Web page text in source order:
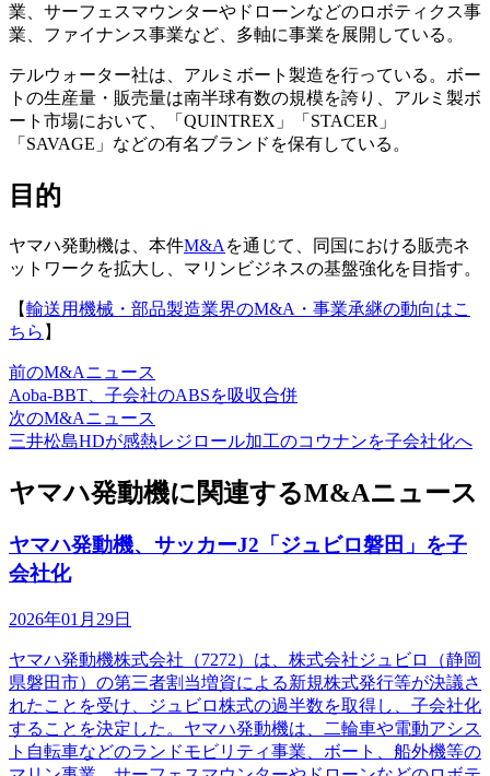
業、サーフェスマウンターやドローンなどのロボティクス事
業、ファイナンス事業など、多軸に事業を展開している。
テルウォーター社は、アルミボート製造を行っている。ボー
トの生産量・販売量は南半球有数の規模を誇り、アルミ製ボ
ート市場において、「QUINTREX」「STACER」
「SAVAGE」などの有名ブランドを保有している。
目的
ヤマハ発動機は、本件M&A を通じて、同国における販売ネ
ットワークを拡大し、マリンビジネスの基盤強化を目指す。
【輸送用機械・部品製造業界のM&A・事業承継の動向はこ
ちら 】
前のM&Aニュース
Aoba-BBT、子会社のABSを吸収合併
次のM&Aニュース
三井松島HDが感熱レジロール加工のコウナンを子会社化へ
ヤマハ発動機に関連するM&Aニュース
ヤマハ発動機、サッカーJ2「ジュビロ磐田」を子
会社化
2026年01月29日
ヤマハ発動機株式会社（7272）は、株式会社ジュビロ（静岡
県磐田市）の第三者割当増資による新規株式発行等が決議さ
れたことを受け、ジュビロ株式の過半数を取得し、子会社化
することを決定した。ヤマハ発動機は、二輪車や電動アシス
ト自転車などのランドモビリティ事業、ボート、船外機等の